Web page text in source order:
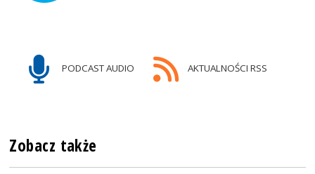
PODCAST AUDIO AKTUALNOŚCI RSS
Zobacz także